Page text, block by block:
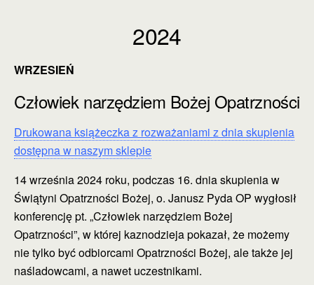
2024
WRZESIEŃ
Człowiek narzędziem Bożej Opatrzności
Drukowana książeczka z rozważaniami z dnia skupienia
dostępna w naszym sklepie
14 września 2024 roku, podczas 16. dnia skupienia w
Świątyni Opatrzności Bożej, o. Janusz Pyda OP wygłosił
konferencję pt. „Człowiek narzędziem Bożej
Opatrzności”, w której kaznodzieja pokazał, że możemy
nie tylko być odbiorcami Opatrzności Bożej, ale także jej
naśladowcami, a nawet uczestnikami.